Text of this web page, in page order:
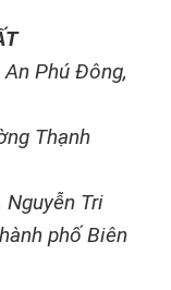
Phú Đông,
Thạnh
Nguyễn Tri
phố Biên